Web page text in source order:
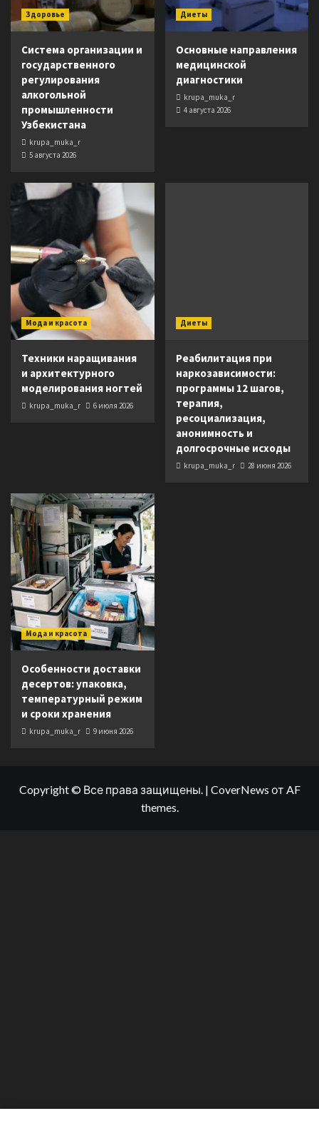
Здоровье
Система организации и
государственного
регулирования
алкогольной
промышленности
Узбекистана
krupa_muka_r
5 августа 2026
Диеты
Основные направления
медицинской
диагностики
krupa_muka_r
4 августа 2026
Мода и красота
Техники наращивания
и архитектурного
моделирования ногтей
krupa_muka_r 6 июля 2026
Диеты
Реабилитация при
наркозависимости:
программы 12 шагов,
терапия,
ресоциализация,
анонимность и
долгосрочные исходы
krupa_muka_r 28 июня 2026
Мода и красота
Особенности доставки
десертов: упаковка,
температурный режим
и сроки хранения
krupa_muka_r 9 июня 2026
Copyright © Все права защищены. | CoverNews от AF
themes.